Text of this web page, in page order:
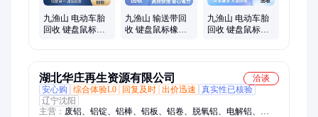
九渔山 电动车胎
回收 键盘鼠标橡
九渔山 输送带回
收 键盘鼠标橡胶
九渔山 电动车胎
回收 键盘鼠标橡
湖北华庄再生资源有限公司
洽谈
安心购
综合体验L0 回复及时 出价迅速
真实性已核验
辽宁沈阳
主营： 废铝、铝锭、铝棒、铝板、铝卷、脱氧铝、电解铝、